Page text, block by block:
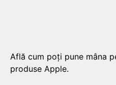
Află cum poți pune mâna
produse Apple.